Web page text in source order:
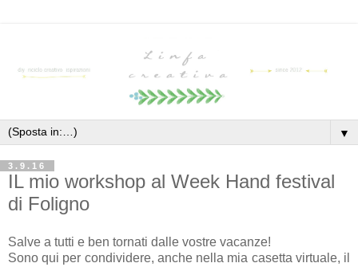
▼
3.9.16
IL mio workshop al Week Hand festival
di Foligno
Salve a tutti e ben tornati dalle vostre vacanze!
Sono qui per condividere, anche nella mia casetta virtuale, il